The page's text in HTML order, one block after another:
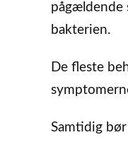
pågældende
bakterien.
De fleste
Samtidig